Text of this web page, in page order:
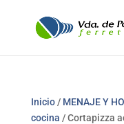
Inicio/ MENAJE Y
cocina / Cortapizza